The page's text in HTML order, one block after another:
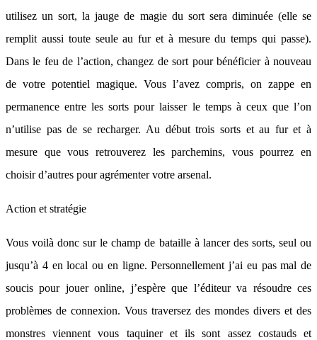
utilisez un sort, la jauge de magie du sort sera diminuée (elle se
remplit aussi toute seule au fur et à mesure du temps qui passe).
Dans le feu de l’action, changez de sort pour bénéficier à nouveau
de votre potentiel magique. Vous l’avez compris, on zappe en
permanence entre les sorts pour laisser le temps à ceux que l’on
n’utilise pas de se recharger. Au début trois sorts et au fur et à
mesure que vous retrouverez les parchemins, vous pourrez en
choisir d’autres pour agrémenter votre arsenal.
Action et stratégie
Vous voilà donc sur le champ de bataille à lancer des sorts, seul ou
jusqu’à 4 en local ou en ligne. Personnellement j’ai eu pas mal de
soucis pour jouer online, j’espère que l’éditeur va résoudre ces
problèmes de connexion. Vous traversez des mondes divers et des
monstres viennent vous taquiner et ils sont assez costauds et